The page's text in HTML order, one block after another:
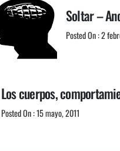
Soltar –
Posted On : 2
Los cuerpos,
Posted On : 15 mayo, 2011